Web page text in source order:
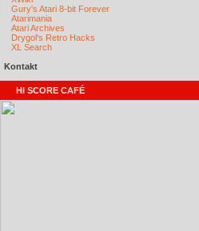
Gury's Atari 8-bit Forever
Atarimania
Atari Archives
Drygol's Retro Hacks
XL Search
Kontakt
HI SCORE CAFÉ